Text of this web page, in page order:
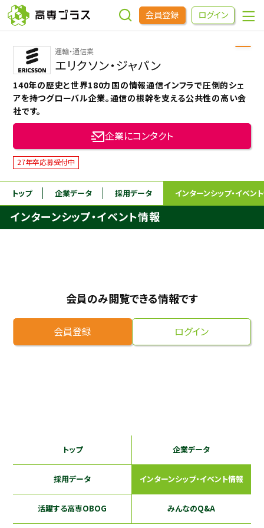
会員登録 ログイン
企業をさがす
進学先をさがす
インターンシップ・イベントをさがす
高専OBOGをさがす
高専プラスセミナー
運輸・通信業
エリクソン・ジャパン
140年の歴史と世界180カ国の情報通信インフラで圧倒的シェ
アを持つグローバル企業。通信の根幹を支える公共性の高い会
社です。
企業にコンタクト
27年卒応募受付中
トップ 企業データ 採用データ インターンシップ・イベン
インターンシップ・イベント情報
会員のみ閲覧できる情報です
会員登録 ログイン
トップ 企業データ
採用データ インターンシップ・イベント情報
活躍する高専OBOG みんなのQ&A